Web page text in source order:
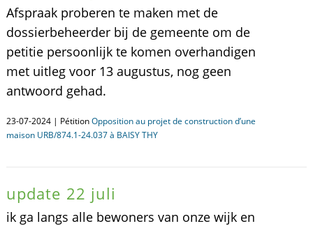
Afspraak proberen te maken met de
dossierbeheerder bij de gemeente om de
petitie persoonlijk te komen overhandigen
met uitleg voor 13 augustus, nog geen
antwoord gehad.
23-07-2024 | PétitionOpposition au projet de construction d’une
maison URB/874.1-24.037 à BAISY THY
update 22 juli
ik ga langs alle bewoners van onze wijk en